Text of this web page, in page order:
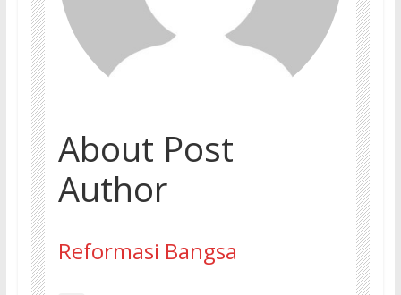
About Post
Author
Reformasi Bangsa